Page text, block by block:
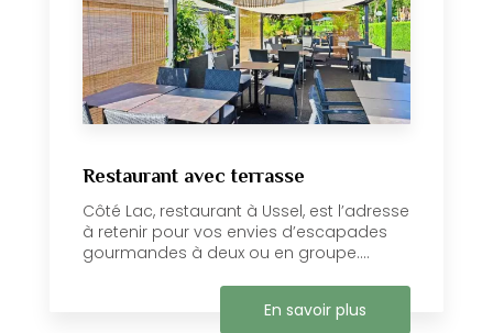
Restaurant avec terrasse
Côté Lac, restaurant à Ussel, est l’adresse
à retenir pour vos envies d’escapades
gourmandes à deux ou en groupe....
En savoir plus